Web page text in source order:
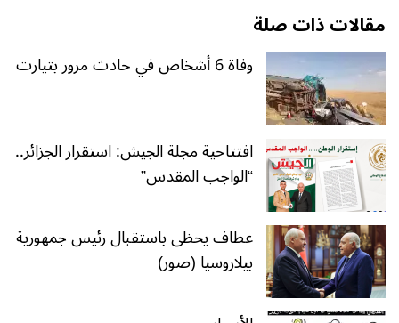
مقالات ذات صلة
وفاة 6 أشخاص في حادث مرور بتيارت
افتتاحية مجلة الجيش: استقرار الجزائر..
“الواجب المقدس”
عطاف يحظى باستقبال رئيس جمهورية
بيلاروسيا (صور)